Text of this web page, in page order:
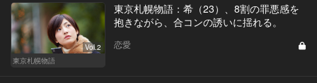
Vol.2
東京札幌物語
東京札幌物語：希（23）、8割の罪悪感を
抱きながら、合コンの誘いに揺れる。
恋愛